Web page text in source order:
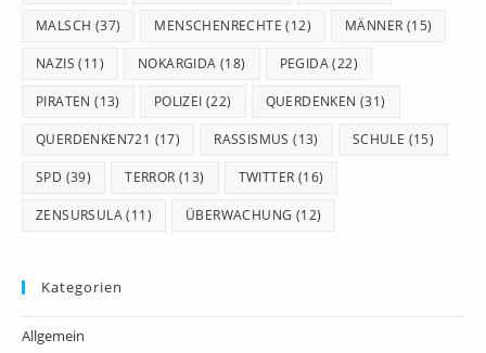
MALSCH (37) MENSCHENRECHTE (12) MÄNNER (15)
NAZIS (11) NOKARGIDA (18) PEGIDA(22)
PIRATEN (13) POLIZEI (22) QUERDENKEN (31)
QUERDENKEN721 (17) RASSISMUS (13) SCHULE (15)
SPD (39) TERROR (13) TWITTER (16)
ZENSURSULA(11) ÜBERWACHUNG (12)
Kategorien
Allgemein